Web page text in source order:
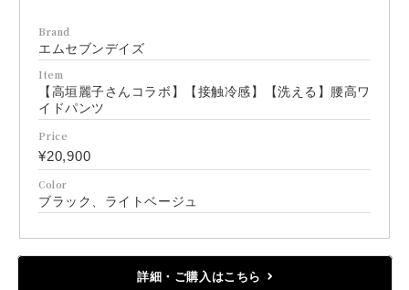
Brand
エムセブンデイズ
Item
【高垣麗子さんコラボ】【接触冷感】【洗える】腰高ワ
イドパンツ
Price
¥20,900
Color
ブラック、ライトベージュ
詳細・ご購入はこちら